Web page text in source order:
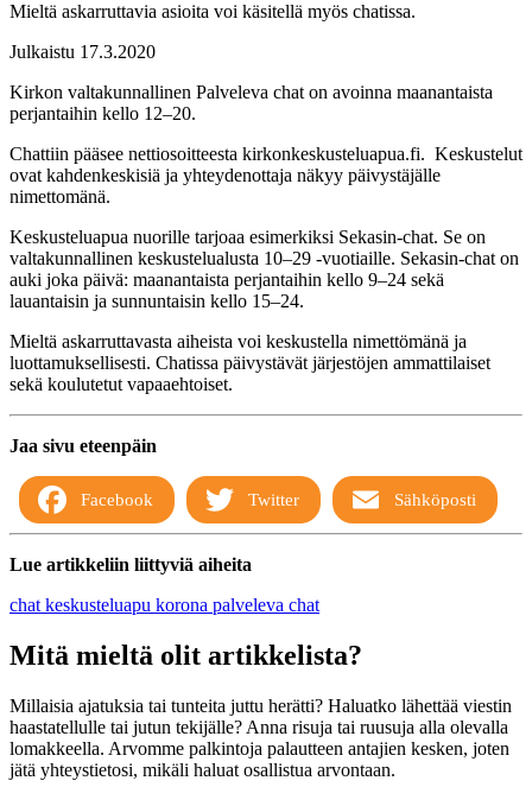
Mieltä askarruttavia asioita voi käsitellä myös chatissa.
Julkaistu 17.3.2020
Kirkon valtakunnallinen Palveleva chat on avoinna maanantaista
perjantaihin kello 12–20.
Chattiin pääsee nettiosoitteesta kirkonkeskusteluapua.fi. Keskustelut
ovat kahdenkeskisiä ja yhteydenottaja näkyy päivystäjälle
nimettomänä.
Keskusteluapua nuorille tarjoaa esimerkiksi Sekasin-chat. Se on
valtakunnallinen keskustelualusta 10–29 -vuotiaille. Sekasin-chat on
auki joka päivä: maanantaista perjantaihin kello 9–24 sekä
lauantaisin ja sunnuntaisin kello 15–24.
Mieltä askarruttavasta aiheista voi keskustella nimettömänä ja
luottamuksellisesti. Chatissa päivystävät järjestöjen ammattilaiset
sekä koulutetut vapaaehtoiset.
Jaa sivu eteenpäin
Facebook Twitter Sähköposti
Lue artikkeliin liittyviä aiheita
chatkeskusteluapu korona palveleva chat
Mitä mieltä olit artikkelista?
Millaisia ajatuksia tai tunteita juttu herätti? Haluatko lähettää viestin
haastatellulle tai jutun tekijälle? Anna risuja tai ruusuja alla olevalla
lomakkeella. Arvomme palkintoja palautteen antajien kesken, joten
jätä yhteystietosi, mikäli haluat osallistua arvontaan.